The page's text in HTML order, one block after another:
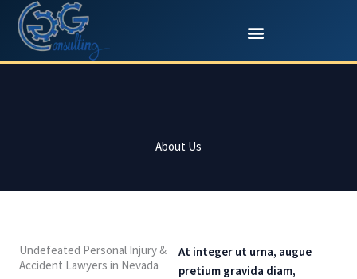
contenu
About Us
Undefeated Personal Injury &
Accident Lawyers in Nevada
At integer ut urna, augue
pretium gravida diam,